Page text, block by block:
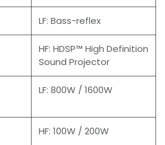
LF: Bass-reflex
HF: HDSP™ High Definition
Sound Projector
LF: 800W / 1600W
HF: 100W / 200W